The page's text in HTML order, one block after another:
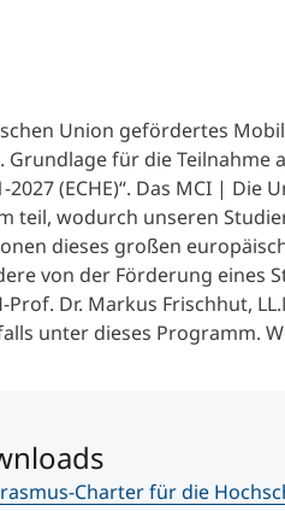
Union gefördertes
für die Teilnahme
(ECHE)“. Das MCI |
teil, wodurch unseren
dieses großen
von der Förderung eines
Dr. Markus Frischhut,
unter dieses Programm.
Charter für die